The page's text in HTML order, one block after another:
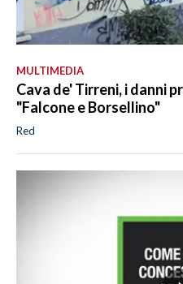
MULTIMEDIA
Cava de' Tirreni, i danni
"Falcone e Borsellino"
Red